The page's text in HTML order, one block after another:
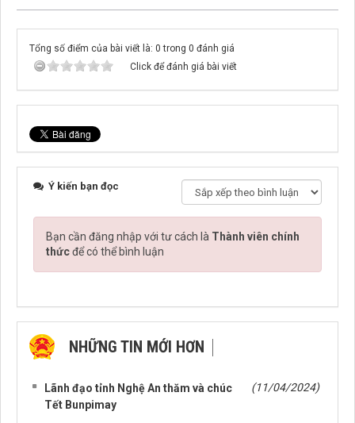
Tổng số điểm của bài viết là: 0 trong 0 đánh giá
Click để đánh giá bài viết
Ý kiến bạn đọc
Bạn cần đăng nhập với tư cách là Thành viên chính
thứcđể có thể bình luận
NHỮNG TIN MỚI HƠN
Lãnh đạo tỉnh Nghệ An thăm và chúc
Tết Bunpimay
(11/04/2024)